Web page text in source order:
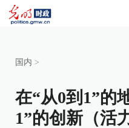
国内 >
在“从0到1”的
1”的创新（活